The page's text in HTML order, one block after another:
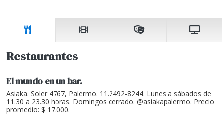
Restaurantes
El mundo en un bar.
Asiaka. Soler 4767, Palermo. 11.2492-8244. Lunes a sábados de
11.30 a 23.30 horas. Domingos cerrado. @asiakapalermo. Precio
promedio: $ 17.000.